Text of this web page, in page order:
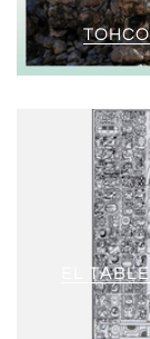
EL